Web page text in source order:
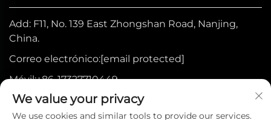
Add: F11, No. 139 East Zhongshan Road, Nanjing,
China.
Correo electrónico:[email protected]
Móvil:+86-17327710449
Tel:+86-025-84573776
We value your privacy
We use cookies and similar tools to provide our services.